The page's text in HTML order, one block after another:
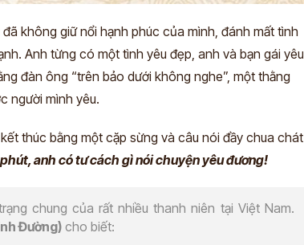
không giữ nổi hạnh phúc của mình, đánh mất tình
Anh từng có một tình yêu đẹp, anh và bạn gái yêu
đàn ông “trên bảo dưới không nghe”, một thằng
người mình yêu.
thúc bằng một cặp sừng và câu nói đầy chua chát
anh có tư cách gì nói chuyện yêu đương!
chung của rất nhiều thanh niên tại Việt Nam.
Đường) cho biết: